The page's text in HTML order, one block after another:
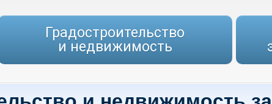
Градостроительство
и недвижимость